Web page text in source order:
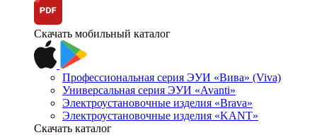
Скачать мобильный каталог
Профессиональная серия ЭУИ «Вива» (Viva)
Универсальная серия ЭУИ «Avanti»
Электроустановочные изделия «Brava»
Электроустановочные изделия «KANT»
Скачать каталог